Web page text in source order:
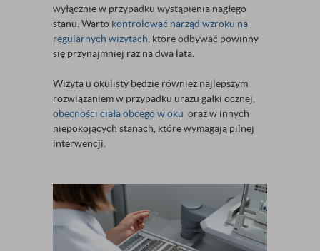
wyłącznie w przypadku wystąpienia nagłego
stanu. Warto kontrolować narząd wzroku na
regularnych wizytach , które odbywać powinny
się przynajmniej raz na dwa lata.
Wizyta u okulisty będzie również najlepszym
rozwiązaniem w przypadku urazu gałki ocznej,
obecności ciała obcego w oku oraz w innych
niepokojących stanach, które wymagają pilnej
interwencji.